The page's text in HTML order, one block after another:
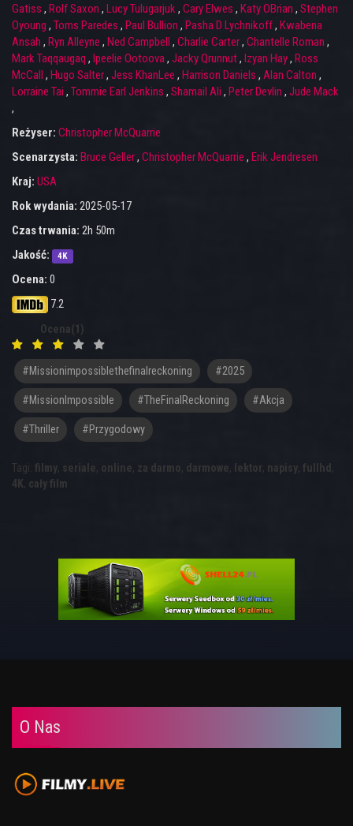
Gatiss , Rolf Saxon , Lucy Tulugarjuk, Cary Elwes , Katy OBrian , Stephen
Oyoung , Toms Paredes , Paul Bullion , Pasha D Lychnikoff, Kwabena
Ansah , Ryn Alleyne , Ned Campbell , Charlie Carter, Chantelle Roman ,
Mark Taqqaugaq , Ipeelie Ootoova, Jacky Qrunnut, Izyan Hay, Ross
McCall , Hugo Salter, Jess KhanLee , Harrison Daniels , Alan Calton ,
Lorraine Tai , Tommie Earl Jenkins , Shamail Ali , Peter Devlin , Jude Mack
,
Reżyser: Christopher McQuarrie
Scenarzysta: Bruce Geller, Christopher McQuarrie , Erik Jendresen
Kraj: USA
Rok wydania: 2025-05-17
Czas trwania: 2h 50m
Jakość:
4K
Ocena: 0
7.2
Ocena(1)
#missionimpossiblethefinalreckoning #2025
#MissionImpossible #TheFinalReckoning #akcja
#thriller #przygodowy
Tagi: filmy, seriale, online, za darmo, darmowe, lektor, napisy, fullhd ,
4K, cały film
O Nas